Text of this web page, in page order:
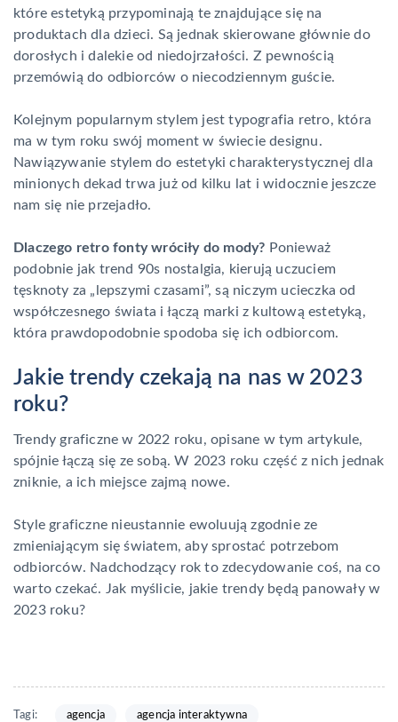
które estetyką przypominają te znajdujące się na
produktach dla dzieci. Są jednak skierowane głównie do
dorosłych i dalekie od niedojrzałości. Z pewnością
przemówią do odbiorców o niecodziennym guście.
Kolejnym popularnym stylem jest typografia retro, która
ma w tym roku swój moment w świecie designu.
Nawiązywanie stylem do estetyki charakterystycznej dla
minionych dekad trwa już od kilku lat i widocznie jeszcze
nam się nie przejadło.
Dlaczego retro fonty wróciły do mody? Ponieważ
podobnie jak trend 90s nostalgia, kierują uczuciem
tęsknoty za „lepszymi czasami”, są niczym ucieczka od
współczesnego świata i łączą marki z kultową estetyką,
która prawdopodobnie spodoba się ich odbiorcom.
Jakie trendy czekają na nas w 2023
roku?
Trendy graficzne w 2022 roku, opisane w tym artykule,
spójnie łączą się ze sobą. W 2023 roku część z nich jednak
zniknie, a ich miejsce zajmą nowe.
Style graficzne nieustannie ewoluują zgodnie ze
zmieniającym się światem, aby sprostać potrzebom
odbiorców. Nadchodzący rok to zdecydowanie coś, na co
warto czekać. Jak myślicie, jakie trendy będą panowały w
2023 roku?
Tagi: agencja agencja interaktywna